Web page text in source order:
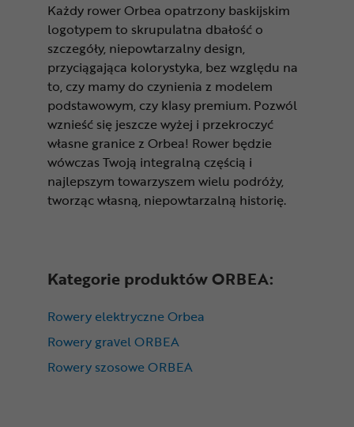
Każdy rower Orbea opatrzony baskijskim
logotypem to skrupulatna dbałość o
szczegóły, niepowtarzalny design,
przyciągająca kolorystyka, bez względu na
to, czy mamy do czynienia z modelem
podstawowym, czy klasy premium. Pozwól
wznieść się jeszcze wyżej i przekroczyć
własne granice z Orbea! Rower będzie
wówczas Twoją integralną częścią i
najlepszym towarzyszem wielu podróży,
tworząc własną, niepowtarzalną historię.
Kategorie produktów ORBEA:
Rowery elektryczne Orbea
Rowery gravel ORBEA
Rowery szosowe ORBEA